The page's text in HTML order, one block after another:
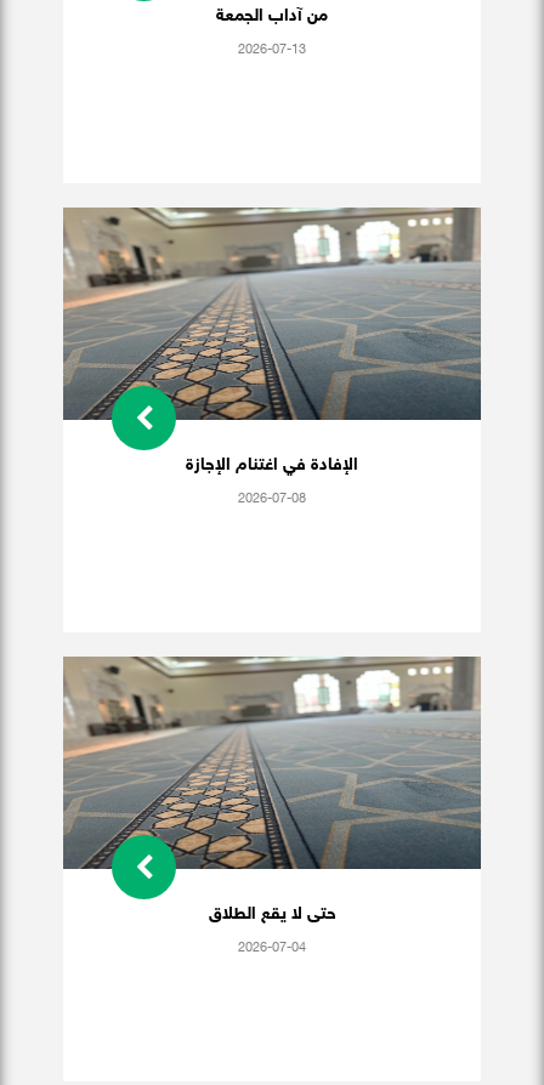
من آداب الجمعة
2026-07-13
الإفادة في اغتنام الإجازة
2026-07-08
حتى لا يقع الطلاق
2026-07-04